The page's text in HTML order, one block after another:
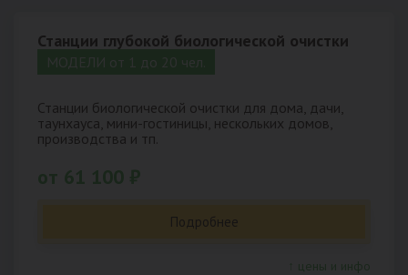
Станции глубокой биологической очистки
Станции биологической очистки для дома, дачи,
таунхауса, мини-гостиницы, нескольких домов,
производства и тп.
Подробнее